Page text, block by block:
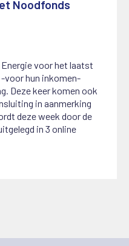
Noodfonds
voor het laatst
voor hun inkomen-
Deze keer komen ook
in aanmerking
deze week door de
in 3 online